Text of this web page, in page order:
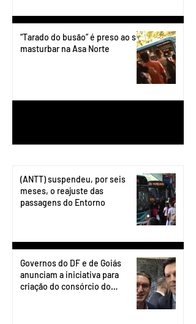
“Tarado do busão” é preso ao se
masturbar na Asa Norte
(ANTT) suspendeu, por seis
meses, o reajuste das
passagens do Entorno
Governos do DF e de Goiás
anunciam a iniciativa para
criação do consórcio do